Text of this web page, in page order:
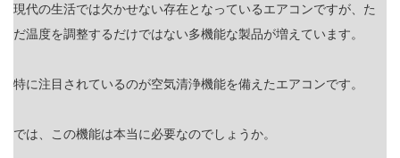
現代の生活では欠かせない存在となっているエアコンですが、た
だ温度を調整するだけではない多機能な製品が増えています。
特に注目されているのが空気清浄機能を備えたエアコンです。
では、この機能は本当に必要なのでしょうか。